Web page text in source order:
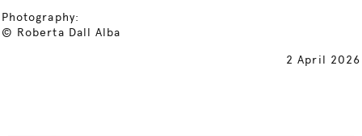
Photography:
© Roberta Dall Alba
2 April 2026